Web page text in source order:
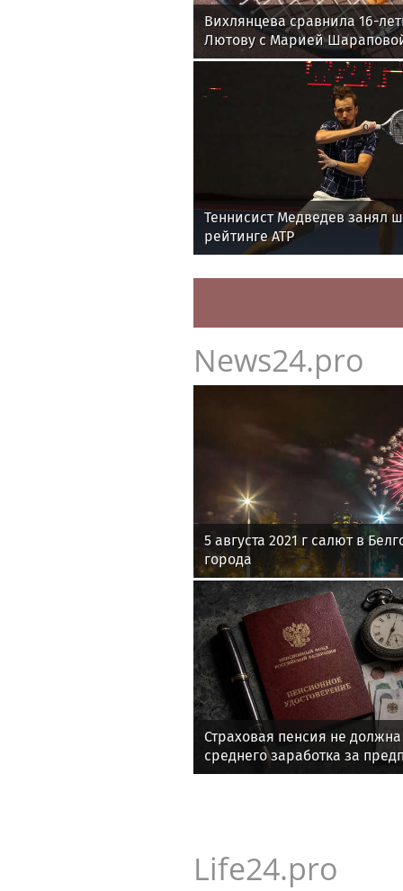
Вихлянцева сравнила 16-
Лютову с Марией
Теннисист Медведев занял
рейтинге ATP
News24.pro
5 августа 2021 г салют в
города
Страховая пенсия не
среднего заработка за
работы
Life24.pro